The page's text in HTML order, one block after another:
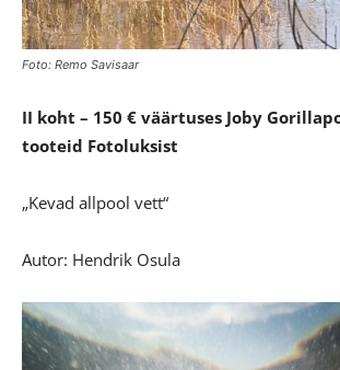
Foto: Remo Savisaar
II koht – 150 € väärtuses Joby
tooteid Fotoluksist
„Kevad allpool vett“
Autor: Hendrik Osula